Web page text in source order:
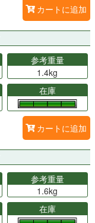
カートに追加
参考重量
1.4kg
在庫
カートに追加
参考重量
1.6kg
在庫